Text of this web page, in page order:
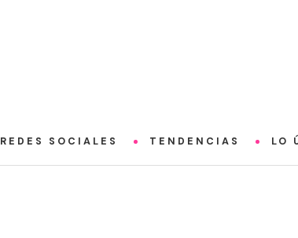
REDES SOCIALES TENDENCIAS LO